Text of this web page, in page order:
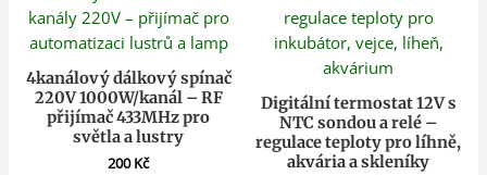
4kanálový dálkový spínač
220V 1000W/kanál – RF
přijímač 433MHz pro
světla a lustry
200Kč
Digitální termostat 12V s
NTC sondou a relé –
regulace teploty pro líhně,
akvária a skleníky